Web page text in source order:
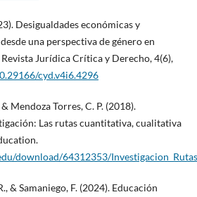
Desigualdades económicas y
una perspectiva de género en
Jurídica Crítica y Derecho, 4(6),
cyd.v4i6.4296
Mendoza Torres, C. P. (2018).
Las rutas cuantitativa, cualitativa
download/64312353/
& Samaniego, F. (2024). Educación